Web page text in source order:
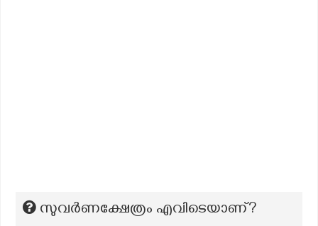
സുവർണക്ഷേത്രം എവിടെയാണ്?